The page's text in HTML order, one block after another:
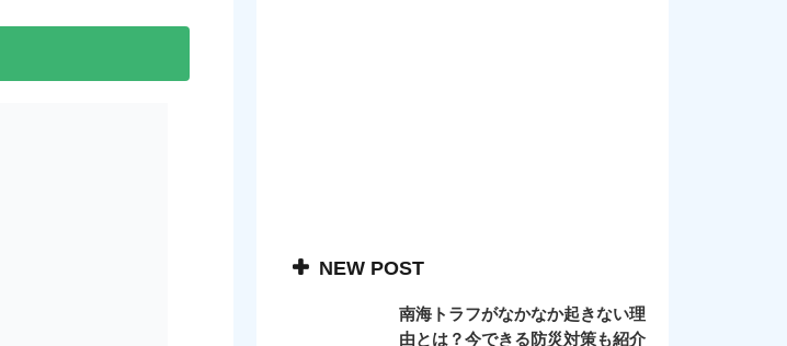
NEW POST
南海トラフがなかなか起きない理
由とは？今できる防災対策も紹介